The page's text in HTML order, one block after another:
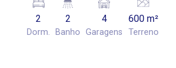
para famílias ou casais. Destaque para
a área gourmet completa, equipada com
churrasqueira e forno de pizza, perfeita
2
Dorm.
2
Banho
4
Garagens
600 m²
Terreno